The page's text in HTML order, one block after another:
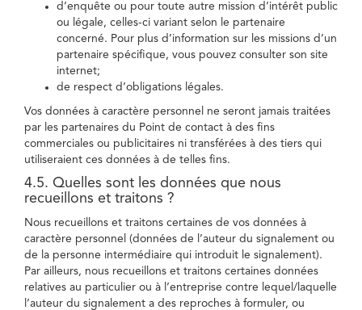
d’enquête ou pour toute autre mission d’intérêt public
ou légale, celles-ci variant selon le partenaire
concerné. Pour plus d’information sur les missions d’un
partenaire spécifique, vous pouvez consulter son site
internet;
de respect d’obligations légales.
Vos données à caractère personnel ne seront jamais traitées
par les partenaires du Point de contact à des fins
commerciales ou publicitaires ni transférées à des tiers qui
utiliseraient ces données à de telles fins.
4.5. Quelles sont les données que nous
recueillons et traitons ?
Nous recueillons et traitons certaines de vos données à
caractère personnel (données de l’auteur du signalement ou
de la personne intermédiaire qui introduit le signalement).
Par ailleurs, nous recueillons et traitons certaines données
relatives au particulier ou à l’entreprise contre lequel/laquelle
l’auteur du signalement a des reproches à formuler, ou